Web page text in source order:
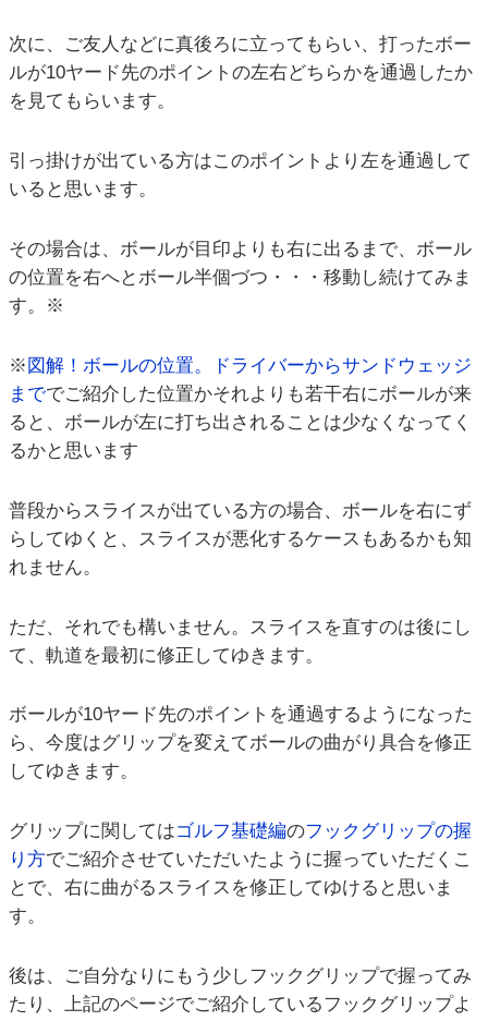
次に、ご友人などに真後ろに立ってもらい、打ったボー
ルが10ヤード先のポイントの左右どちらかを通過したか
を見てもらいます。
引っ掛けが出ている方はこのポイントより左を通過して
いると思います。
その場合は、ボールが目印よりも右に出るまで、ボール
の位置を右へとボール半個づつ・・・移動し続けてみま
す。※
※ 図解！ボールの位置。ドライバーからサンドウェッジ
まででご紹介した位置かそれよりも若干右にボールが来
ると、ボールが左に打ち出されることは少なくなってく
るかと思います
普段からスライスが出ている方の場合、ボールを右にず
らしてゆくと、スライスが悪化するケースもあるかも知
れません。
ただ、それでも構いません。スライスを直すのは後にし
て、軌道を最初に修正してゆきます。
ボールが10ヤード先のポイントを通過するようになった
ら、今度はグリップを変えてボールの曲がり具合を修正
してゆきます。
グリップに関してはゴルフ基礎編のフックグリップの握
り方でご紹介させていただいたように握っていただくこ
とで、右に曲がるスライスを修正してゆけると思いま
す。
後は、ご自分なりにもう少しフックグリップで握ってみ
たり、上記のページでご紹介しているフックグリップよ